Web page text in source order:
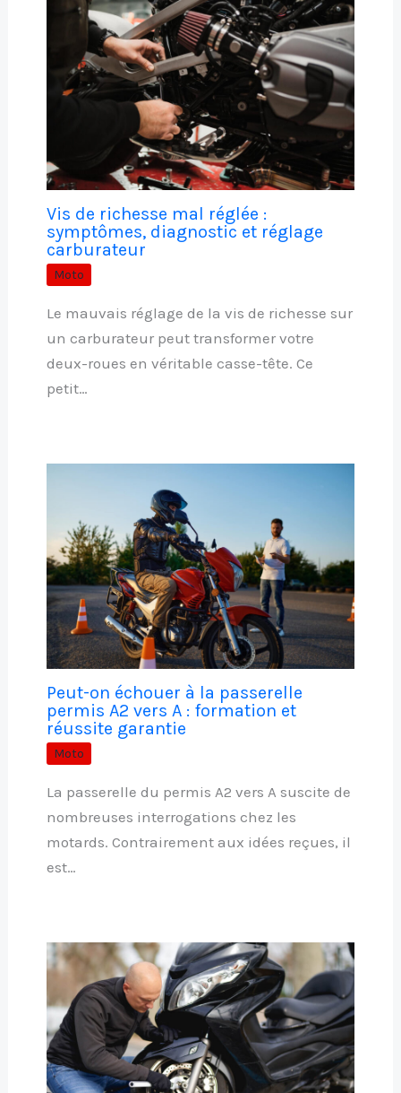
Vis de richesse mal réglée :
symptômes, diagnostic et réglage
carburateur
Moto
Le mauvais réglage de la vis de richesse sur
un carburateur peut transformer votre
deux-roues en véritable casse-tête. Ce
petit…
Peut-on échouer à la passerelle
permis A2 vers A : formation et
réussite garantie
Moto
La passerelle du permis A2 vers A suscite de
nombreuses interrogations chez les
motards. Contrairement aux idées reçues, il
est…